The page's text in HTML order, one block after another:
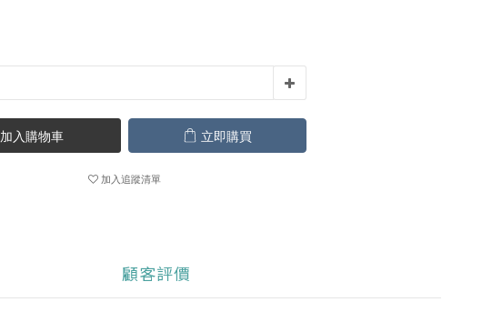
加入購物車 立即購買
加入追蹤清單
顧客評價